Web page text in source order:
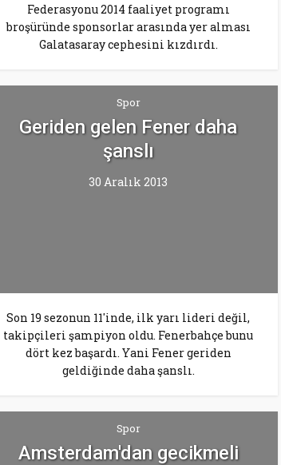
Federasyonu 2014 faaliyet programı
broşüründe sponsorlar arasında yer alması
Galatasaray cephesini kızdırdı.
Spor
Geriden gelen Fener daha
şanslı
30 Aralık 2013
Son 19 sezonun 11'inde, ilk yarı lideri değil,
takipçileri şampiyon oldu. Fenerbahçe bunu
dört kez başardı. Yani Fener geriden
geldiğinde daha şanslı.
Spor
Amsterdam'dan gecikmeli